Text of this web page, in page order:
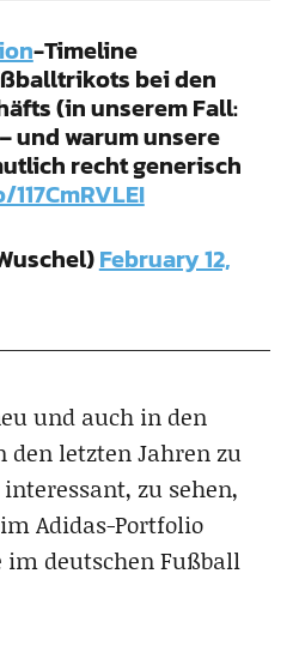
-Timeline
bei den
(in unserem Fall:
und warum unsere
recht generisch
February 12,
und auch in den
den letzten Jahren zu
zu sehen,
Adidas-Portfolio
im deutschen Fußball